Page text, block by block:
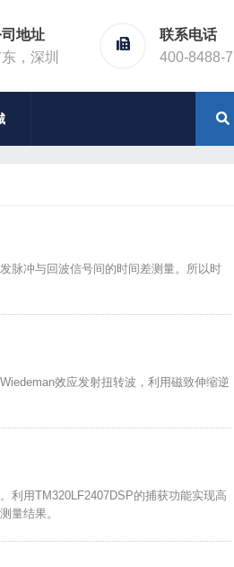
地址
，深圳
联系电话
400-8488-
脉冲与回波信号间的时间差测量。所以时
效应发射扭转波，利用磁致伸缩逆
利用TM320LF2407DSP的捕获功能实现高
量结果。